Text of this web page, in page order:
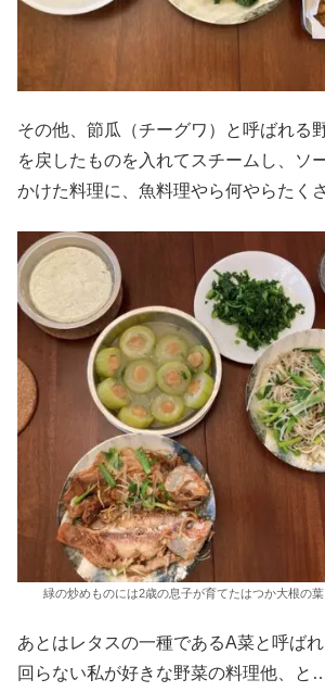
その他、節瓜（チーグワ）と呼ばれる
を戻したものを入れてスチームし、ソ
かけた料理に、魚料理やら何やらたくさ
緑の炒めものには2歳の息子が育てたはつか大根の葉
あとはレタスの一種であるA菜と呼ば
回らない私が好きな野菜の料理他、と